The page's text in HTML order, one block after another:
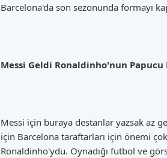
Barcelona'da son sezonunda formayı
Messi Geldi Ronaldinho'nun Papucu
Messi için buraya destanlar yazsak az
için Barcelona taraftarları için önemi
Ronaldinho'ydu. Oynadığı futbol ve